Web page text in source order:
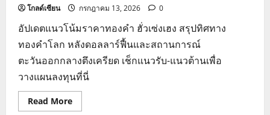
โกลด์เซียน กรกฎาคม 13, 2026 0
อัปเดตแนวโน้มราคาทองคำ ฮั่วเซ่งเฮง สรุปทิศทาง
ทองคำโลก หลังดอลลาร์ฟื้นและสถานการณ์
ตะวันออกกลางตึงเครียด เช็กแนวรับ-แนวต้านเพื่อ
วางแผนลงทุนที่นี่
Read MoreRead
more